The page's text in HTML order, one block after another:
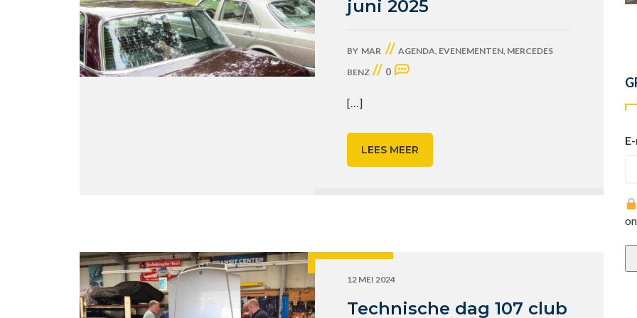
juni 2025
BY MAR // AGENDA, EVENEMENTEN, MERCEDES
BENZ // 0
[…]
LEES MEER
12 MEI 2024
Technische dag 107 club